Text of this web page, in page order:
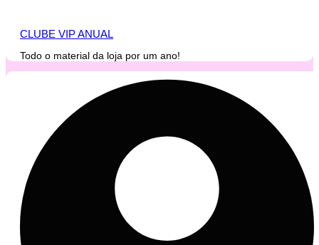
CLUBE VIP ANUAL
Todo o material da loja por um ano!